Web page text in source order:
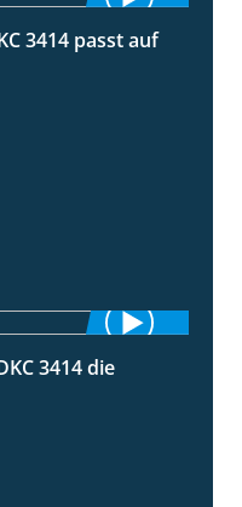
1:23
3414 passt auf
1:06
3414 die